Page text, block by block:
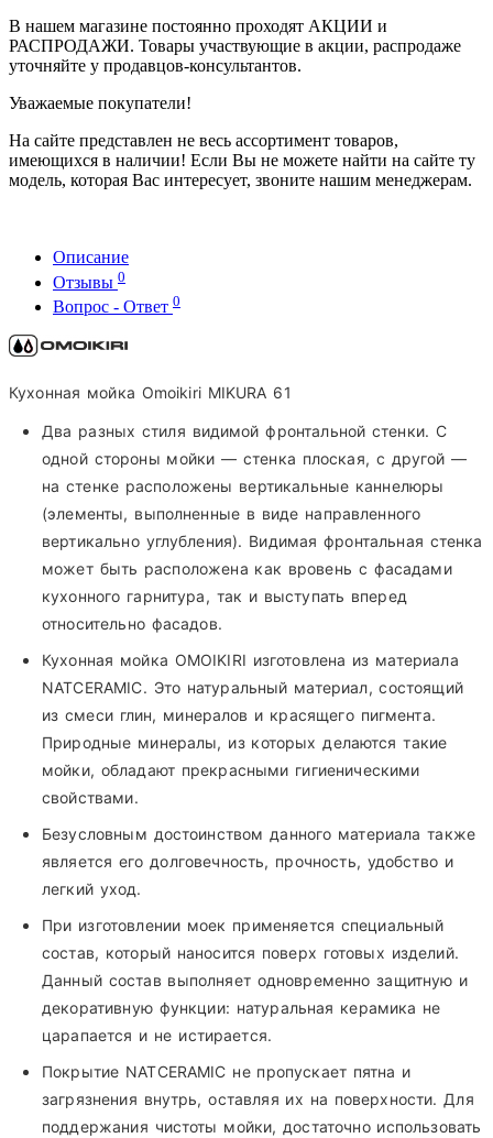
В нашем магазине постоянно проходят АКЦИИ и
РАСПРОДАЖИ. Товары участвующие в акции, распродаже
уточняйте у продавцов-консультантов.
Уважаемые покупатели!
На сайте представлен не весь ассортимент товаров,
имеющихся в наличии! Если Вы не можете найти на сайте ту
модель, которая Вас интересует, звоните нашим менеджерам.
Описание
Отзывы 0
Вопрос - Ответ 0
Кухонная мойка Omoikiri MIKURA 61
Два разных стиля видимой фронтальной стенки. С
одной стороны мойки — стенка плоская, с другой —
на стенке расположены вертикальные каннелюры
(элементы, выполненные в виде направленного
вертикально углубления). Видимая фронтальная стенка
может быть расположена как вровень с фасадами
кухонного гарнитура, так и выступать вперед
относительно фасадов.
Кухонная мойка OMOIKIRI изготовлена из материала
NATCERAMIC. Это натуральный материал, состоящий
из смеси глин, минералов и красящего пигмента.
Природные минералы, из которых делаются такие
мойки, обладают прекрасными гигиеническими
свойствами.
Безусловным достоинством данного материала также
является его долговечность, прочность, удобство и
легкий уход.
При изготовлении моек применяется специальный
состав, который наносится поверх готовых изделий.
Данный состав выполняет одновременно защитную и
декоративную функции: натуральная керамика не
царапается и не истирается.
Покрытие NATCERAMIC не пропускает пятна и
загрязнения внутрь, оставляя их на поверхности. Для
поддержания чистоты мойки, достаточно использовать